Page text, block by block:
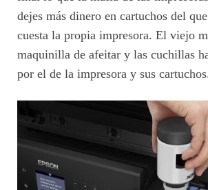
dejes más dinero en cartuchos del
cuesta la propia impresora. El viejo
maquinilla de afeitar y las cuchillas
por el de la impresora y sus